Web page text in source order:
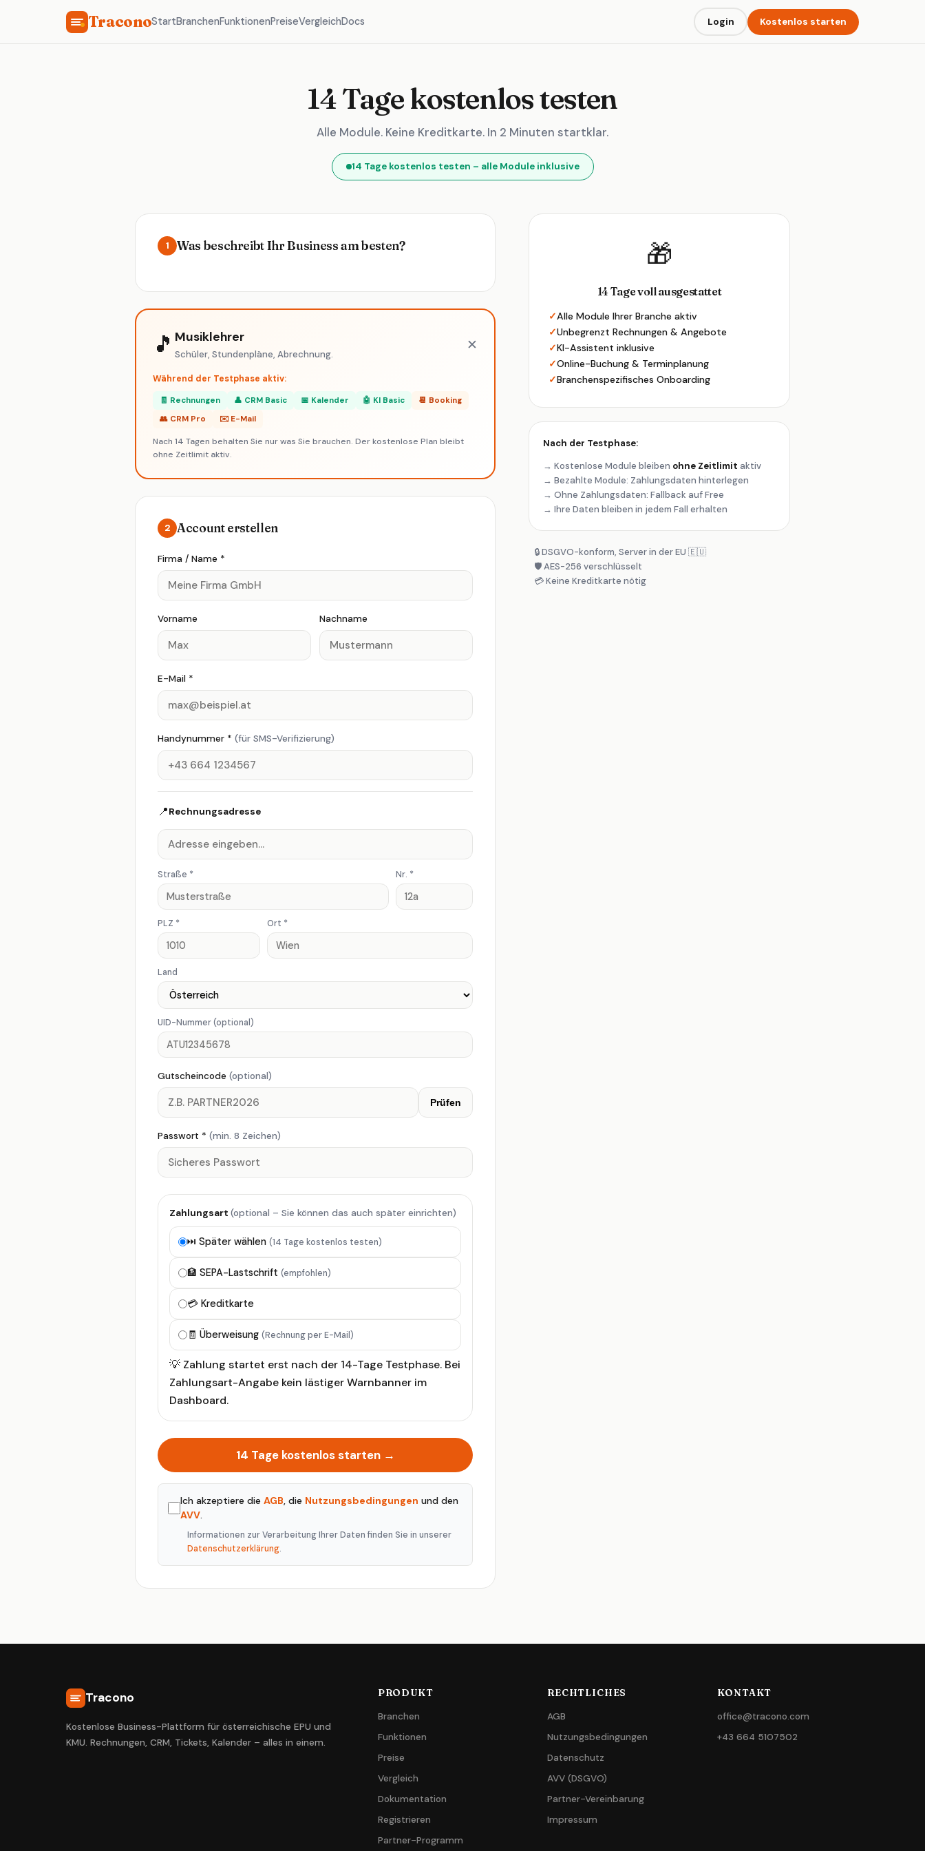
TraconoStartBranchenFunktionenPreiseVergleichDocs Login Kostenlos starten
14 Tage kostenlos testen
Alle Module. Keine Kreditkarte. In 2 Minuten startklar.
14 Tage kostenlos testen – alle Module inklusive
1 Was beschreibt Ihr Business am besten?
🎨
Freelancer &
💻
Agentur & IT
🔧
Handwerk &
📊
Beratung &
Coaching
Gastronomie
Wellness
📦
Online-Handel
🏠 🏋️
🎵
Musiklehrer
📋 🧘
🚗 ⚖️ 📸
🤝
📐
Architekt &
🧹
Reinigung &
💇
Individuell
🎵 Musiklehrer
Schüler, Stundenpläne, Abrechnung.
✕
Während der Testphase aktiv:
🧾 Rechnungen 👤 CRM Basic 📅 Kalender 🤖 KI Basic
📆 Booking
👥 CRM Pro
✉️ E-Mail
Nach 14 Tagen behalten Sie nur was Sie brauchen. Der kostenlose Plan bleibt
ohne Zeitlimit aktiv.
2 Account erstellen
Firma / Name *
Vorname Nachname
E-Mail *
Handynummer * (für SMS-Verifizierung)
📍Rechnungsadresse
Straße * Nr. *
PLZ * Ort *
Land
UID-Nummer(optional)
Gutscheincode (optional)
Prüfen
Passwort * (min. 8 Zeichen)
Zahlungsart (optional – Sie können das auch später einrichten)
⏭️ Später wählen (14 Tage kostenlos testen)
🏦 SEPA-Lastschrift (empfohlen)
💳 Kreditkarte
🧾 Überweisung (Rechnung per E-Mail)
💡 Zahlung startet erst nach der 14-Tage Testphase. Bei
Zahlungsart-Angabe kein lästiger Warnbanner im
Dashboard.
14 Tage kostenlos starten →
Ich akzeptiere die AGB, die Nutzungsbedingungen und den
AVV.
Informationen zur Verarbeitung Ihrer Daten finden Sie in unserer
Datenschutzerklärung.
🎁
14 Tage voll ausgestattet
✓Alle Module Ihrer Branche aktiv
✓Unbegrenzt Rechnungen & Angebote
✓KI-Assistent inklusive
✓Online-Buchung & Terminplanung
✓Branchenspezifisches Onboarding
Nach der Testphase:
→ Kostenlose Module bleiben ohne Zeitlimit aktiv
→ Bezahlte Module: Zahlungsdaten hinterlegen
→ Ohne Zahlungsdaten: Fallback auf Free
→ Ihre Daten bleiben in jedem Fall erhalten
🔒 DSGVO-konform, Server in der EU 🇪🇺
🛡️ AES-256 verschlüsselt
💳 Keine Kreditkarte nötig
Tracono
Kostenlose Business-Plattform für österreichische EPU und
KMU. Rechnungen, CRM, Tickets, Kalender – alles in einem.
PRODUKT
Branchen
Funktionen
Preise
Vergleich
Dokumentation
Registrieren
Partner-Programm
RECHTLICHES
AGB
Nutzungsbedingungen
Datenschutz
AVV (DSGVO)
Partner-Vereinbarung
Impressum
KONTAKT
office@tracono.com
+43 664 5107502